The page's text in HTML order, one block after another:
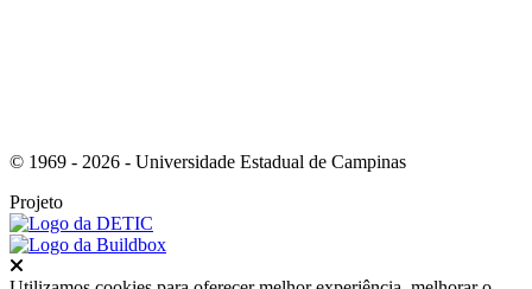
© 1969 - 2026 - Universidade Estadual de Campinas
Projeto